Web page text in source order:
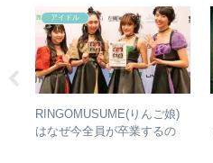
アイドル
RINGOMUSUME(りんご娘)
はなぜ今全員が卒業するの